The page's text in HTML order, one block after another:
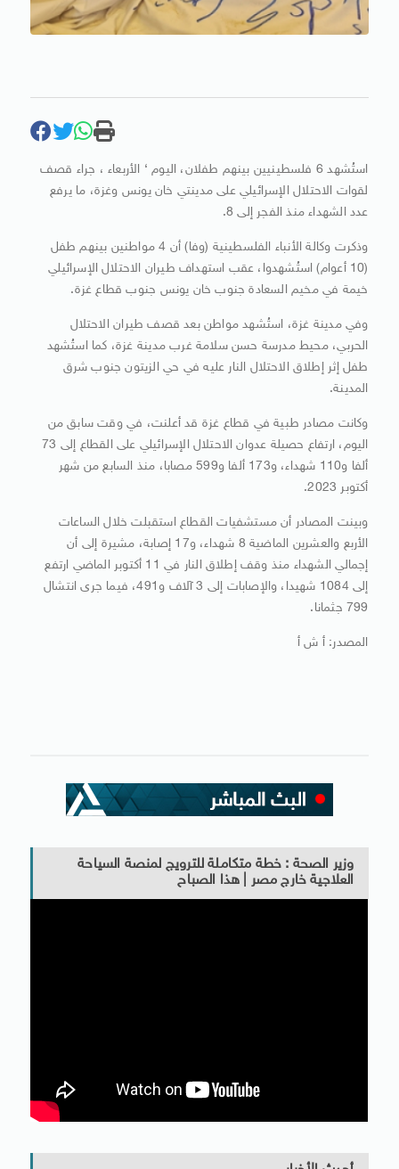
استُشهد 6 فلسطينيين بينهم طفلان، اليوم ‘ الأربعاء ، جراء قصف
لقوات الاحتلال الإسرائيلي على مدينتي خان يونس وغزة، ما يرفع
عدد الشهداء منذ الفجر إلى 8.
وذكرت وكالة الأنباء الفلسطينية (وفا) أن 4 مواطنين بينهم طفل
(10 أعوام) استُشهدوا، عقب استهداف طيران الاحتلال الإسرائيلي
خيمة في مخيم السعادة جنوب خان يونس جنوب قطاع غزة.
وفي مدينة غزة، استُشهد مواطن بعد قصف طيران الاحتلال
الحربي، محيط مدرسة حسن سلامة غرب مدينة غزة، كما استُشهد
طفل إثر إطلاق الاحتلال النار عليه في حي الزيتون جنوب شرق
المدينة.
وكانت مصادر طبية في قطاع غزة قد أعلنت، في وقت سابق من
اليوم، ارتفاع حصيلة عدوان الاحتلال الإسرائيلي على القطاع إلى 73
ألفا و110 شهداء، و173 ألفا و599 مصابا، منذ السابع من شهر
أكتوبر 2023.
وبينت المصادر أن مستشفيات القطاع استقبلت خلال الساعات
الأربع والعشرين الماضية 8 شهداء، و17 إصابة، مشيرة إلى أن
إجمالي الشهداء منذ وقف إطلاق النار في 11 أكتوبر الماضي ارتفع
إلى 1084 شهيدا، والإصابات إلى 3 آلاف و491، فيما جرى انتشال
799 جثمانا.
المصدر: أ ش أ
وزير الصحة : خطة متكاملة للترويج لمنصة السياحة
العلاجية خارج مصر | هذا الصباح